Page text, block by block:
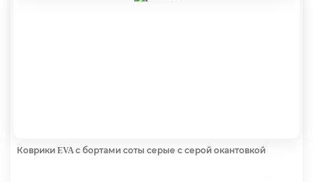
Коврики EVA с бортами соты серые с серой окантовкой